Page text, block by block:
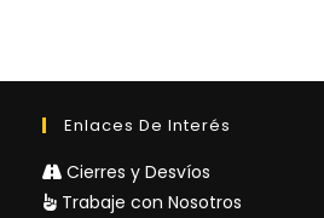
Enlaces De Interés
Cierres y Desvíos
Trabaje con Nosotros